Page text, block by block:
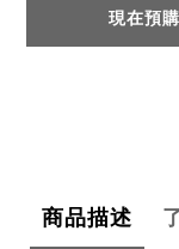
現在預購
商品描述